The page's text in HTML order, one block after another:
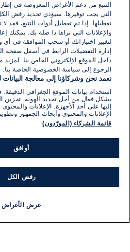
التتبع من دعم الأغراض المعروضة في إطار
التي يجب توفيرها. سيؤدي تحديد رفض
تعطيلها. إذا تم تعطيل أدوات التتبع، فقد
والإعلانات التي تراها ذا صلة بك. يمكنك
لتغيير اختياراتك أو سحب الموافقة في
إدارة التفضيلات الرابط في أسفل صفحة
داخل الموقع الإلكتروني الخاص بنا.
الرجوع إلى سياسة الخصوصية الخاصة بنا.
نعمد نحن وشركاؤنا إلى معالجة البيانات
استخدام بيانات الموقع الجغرافي
بشكل فعال من أجل تحديد الهوية. تخزين
إليها على أحد الأجهزة. الإعلانات
الإعلانات والمحتوى وأبحاث الجمهور
قائمة الشركاء (المورّدون)
أوافق
رفض الكل
عرض الأغراض